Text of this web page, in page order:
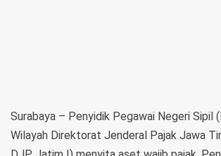
Surabaya – Penyidik Pegawai Negeri Sipil
Wilayah Direktorat Jenderal Pajak Jawa